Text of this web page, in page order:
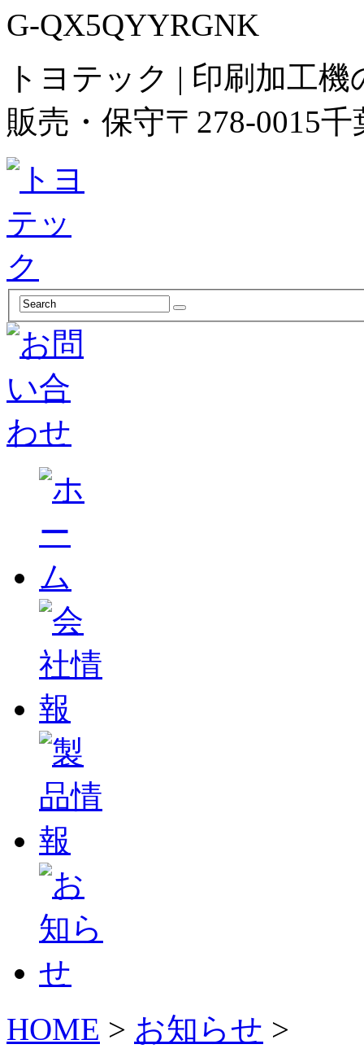
G-QX5QYYRGNK
トヨテック | 印刷加工
販売・保守〒278-0015
HOME > お知らせ >